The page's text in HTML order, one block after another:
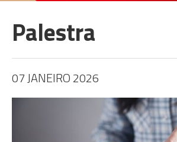
Palestra
07 JANEIRO 2026